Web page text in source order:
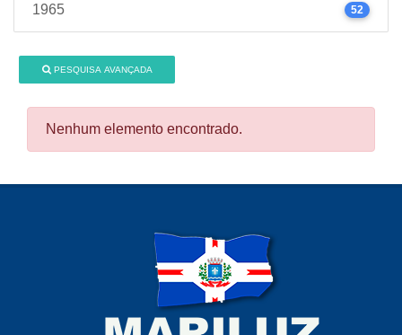
1965 52
PESQUISA AVANÇADA
Nenhum elemento encontrado.